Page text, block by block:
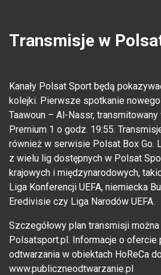
Transmisje w
Kanały Polsat Sport będą
kolejki. Pierwsze spotkanie
Taawoun – Al-Nassr,
Premium 1 o godz. 19:55.
również w serwisie Polsat Box Go.
z wielu lig dostępnych w Polsat
krajowych i międzynarodowych,
Liga Konferencji UEFA, niemiecka
Eredivisie czy Liga Narodów UEFA.
Szczegółowy plan transmisji
Polsatsport.pl. Informacje o ofercie
odtwarzania w obiektach HoReCa
www.publiczneodtwarzanie.pl